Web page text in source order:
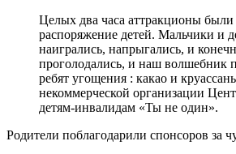
Целых два часа аттракционы были
распоряжение детей. Мальчики и
наигрались, напрыгались, и
проголодались, и наш волшебник
ребят угощения : какао и
некоммерческой организации
детям-инвалидам «Ты не один».
Родители поблагодарили спонсоров за